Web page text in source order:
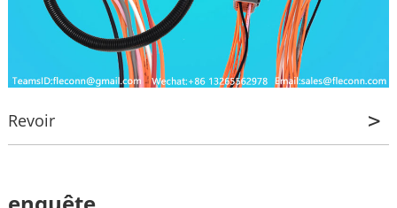
Revoir